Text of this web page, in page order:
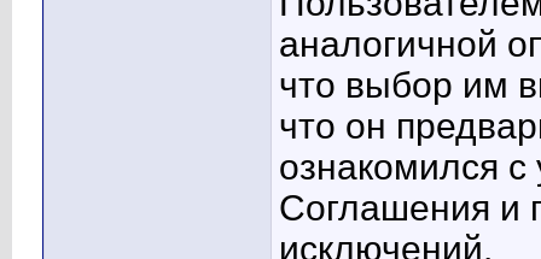
аналогичной
что выбор им
что он
ознакомился
Соглашения и
исключений.